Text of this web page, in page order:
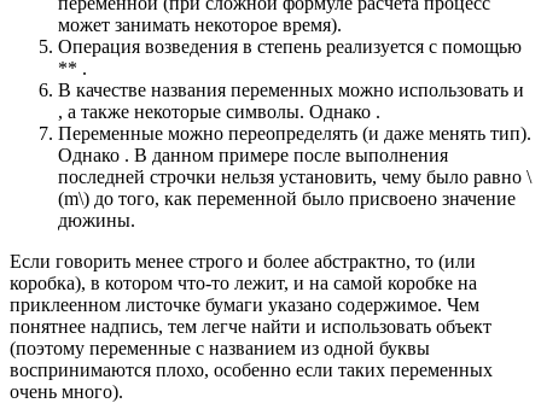
может занимать некоторое время).
Операция возведения в степень реализуется с помощью
** .
В качестве названия переменных можно использовать и
, а также некоторые символы. Однако .
Переменные можно переопределять (и даже менять тип).
Однако . В данном примере после выполнения
последней строчки нельзя установить, чему было равно \
(m\) до того, как переменной было присвоено значение
дюжины.
Если говорить менее строго и более абстрактно, то (или
коробка), в котором что-то лежит, и на самой коробке на
приклеенном листочке бумаги указано содержимое. Чем
понятнее надпись, тем легче найти и использовать объект
(поэтому переменные с названием из одной буквы
воспринимаются плохо, особенно если таких переменных
очень много).